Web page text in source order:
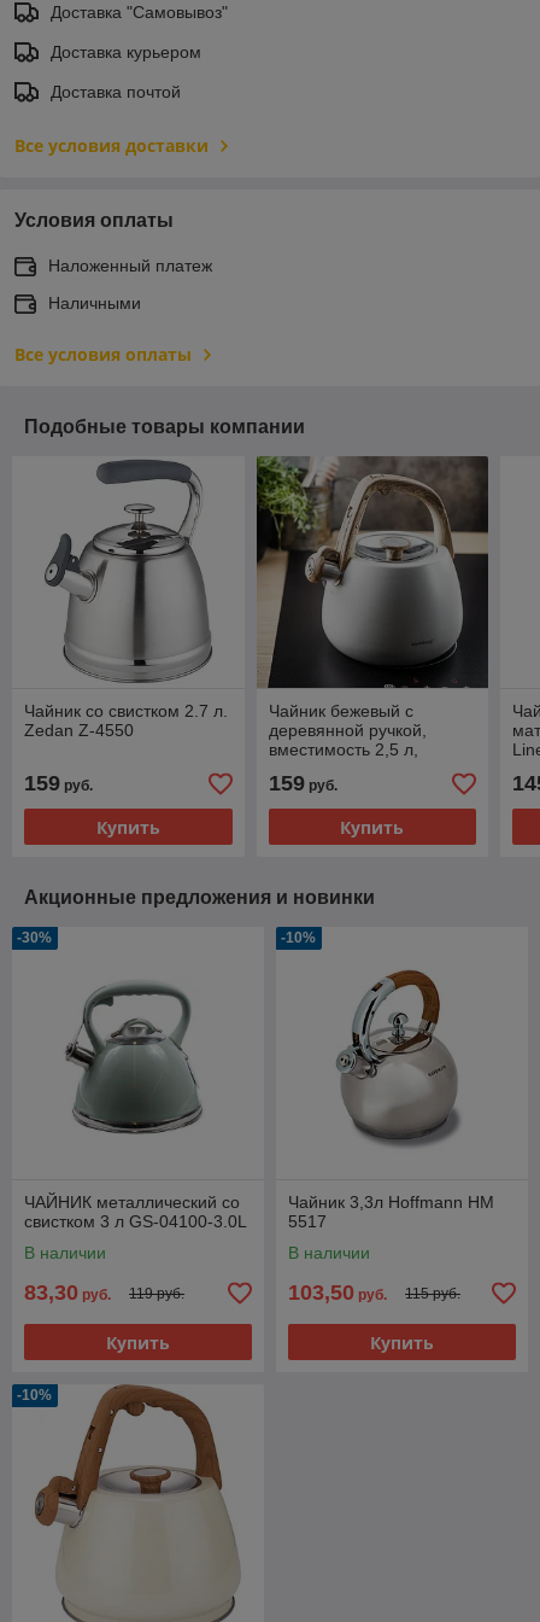
Доставка "Самовывоз"
Доставка курьером
Доставка почтой
Все условия доставки
Условия оплаты
Наложенный платеж
Наличными
Все условия оплаты
Подобные товары компании
Чайник со свистком 2.7 л.
Zedan Z-4550
159 руб.
Купить
Чайник бежевый с
деревянной ручкой,
вместимость 2,5 л,
159руб.
Купить
Акционные предложения и новинки
-30%
ЧАЙНИК металлический со
свистком 3 л GS-04100-3.0L
В наличии
83,30 руб. 119 руб.
Купить
-10%
Чайник 3,3л Hoffmann HM
5517
В наличии
103,50 руб. 115 руб.
Купить
-10%